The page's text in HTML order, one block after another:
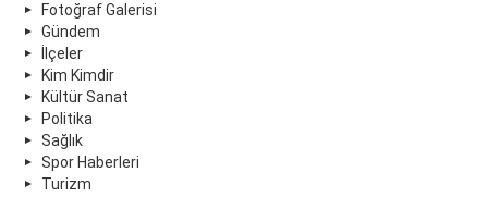
Fotoğraf Galerisi
Gündem
İlçeler
Kim Kimdir
Kültür Sanat
Politika
Sağlık
Spor Haberleri
Turizm